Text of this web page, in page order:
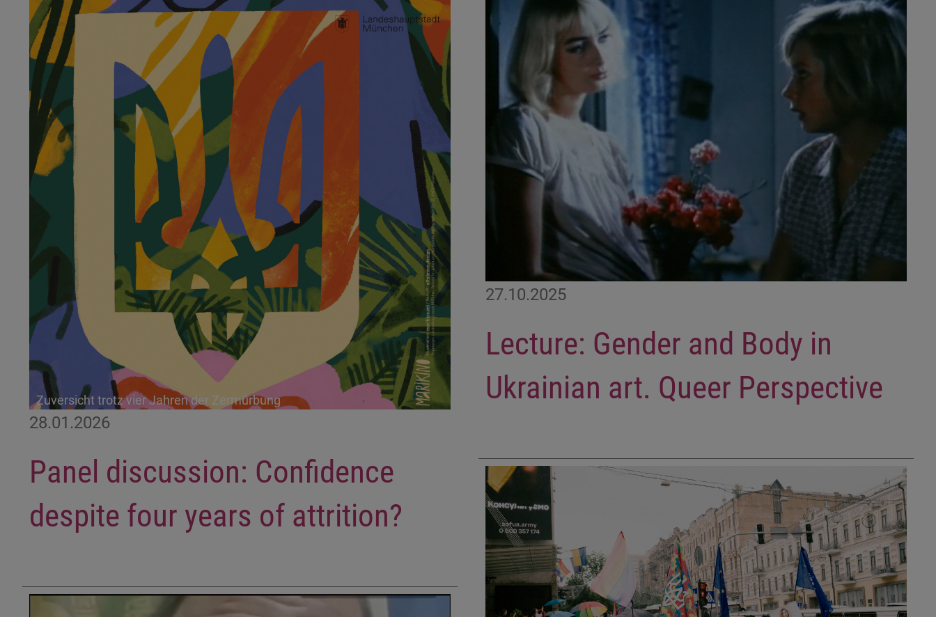
28.01.2026
Panel discussion: Confidence
despite four years of attrition?
Zuversicht trotz vier Jahren der Zermürbung
27.10.2025
Lecture: Gender and Body in
Ukrainian art. Queer Perspective